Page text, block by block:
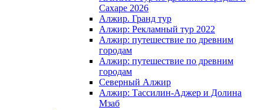
Сахаре 2026
Алжир. Гранд тур
Алжир: Рекламный тур 2022
Алжир: путешествие по древним
городам
Алжир: путешествие по древним
городам
Северный Алжир
Алжир: Тассилин-Аджер и Долина
Мзаб